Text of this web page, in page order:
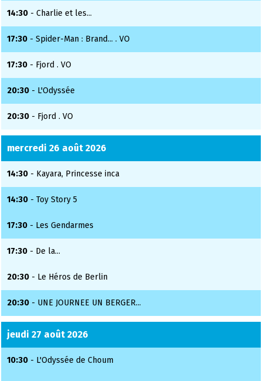
14:30 - Charlie et les...
17:30 - Spider-Man : Brand... . VO
17:30 - Fjord . VO
20:30 - L'Odyssée
20:30 - Fjord . VO
mercredi 26 août 2026
14:30 - Kayara, Princesse inca
14:30 - Toy Story 5
17:30 - Les Gendarmes
17:30 - De la...
20:30 - Le Héros de Berlin
20:30 - UNE JOURNEE UN BERGER...
jeudi 27 août 2026
10:30 - L'Odyssée de Choum